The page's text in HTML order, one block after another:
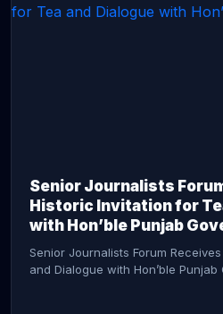
Senior Journalists
Historic Invitation for
with Hon’ble Punjab
Senior Journalists Forum
and Dialogue with Hon’ble Punjab